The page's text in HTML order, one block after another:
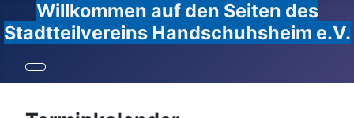
Willkommen auf den Seiten des
Stadtteilvereins Handschuhsheim e.V.